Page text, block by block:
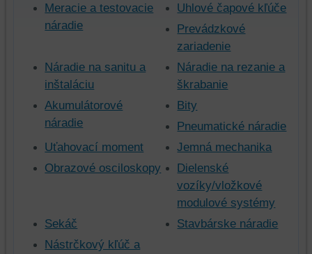
Meracie a testovacie
náradie
Uhlové čapové kľúče
Prevádzkové
zariadenie
Náradie na sanitu a
inštaláciu
Náradie na rezanie a
škrabanie
Akumulátorové
náradie
Bity
Pneumatické náradie
Uťahovací moment
Jemná mechanika
Obrazové osciloskopy
Dielenské
vozíky/vložkové
modulové systémy
Sekáč
Stavbárske náradie
Nástrčkový kľúč a